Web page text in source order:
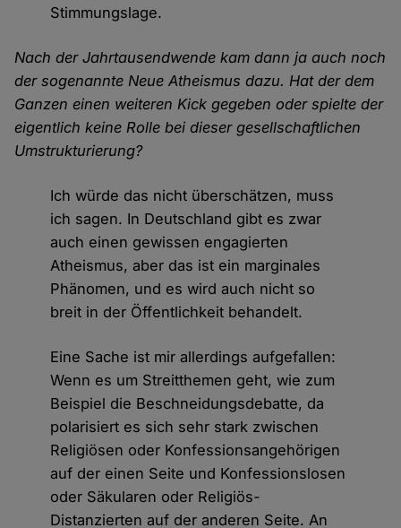
Stimmungslage.
Nach der Jahrtausendwende kam dann ja auch noch
der sogenannte Neue Atheismus dazu. Hat der dem
Ganzen einen weiteren Kick gegeben oder spielte der
eigentlich keine Rolle bei dieser gesellschaftlichen
Umstrukturierung?
Ich würde das nicht überschätzen, muss
ich sagen. In Deutschland gibt es zwar
auch einen gewissen engagierten
Atheismus, aber das ist ein marginales
Phänomen, und es wird auch nicht so
breit in der Öffentlichkeit behandelt.
Eine Sache ist mir allerdings aufgefallen:
Wenn es um Streitthemen geht, wie zum
Beispiel die Beschneidungsdebatte, da
polarisiert es sich sehr stark zwischen
Religiösen oder Konfessionsangehörigen
auf der einen Seite und Konfessionslosen
oder Säkularen oder Religiös-
Distanzierten auf der anderen Seite. An